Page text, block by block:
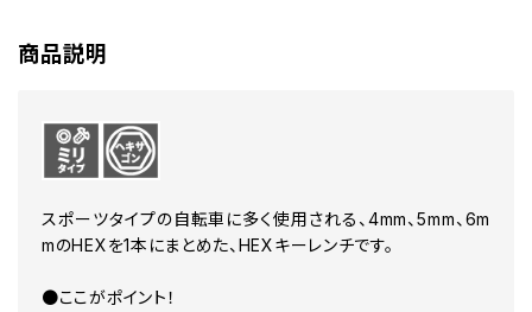
商品説明
スポーツタイプの自転車に多く使用される、4mm、5mm、6m
mのHEXを1本にまとめた、HEXキーレンチです。
●ここがポイント！